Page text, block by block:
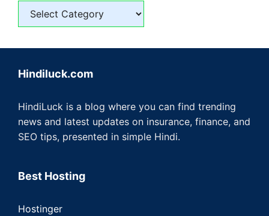
Hindiluck.com
HindiLuck is a blog where you can find trending
news and latest updates on insurance, finance, and
SEO tips, presented in simple Hindi.
Best Hosting
Hostinger